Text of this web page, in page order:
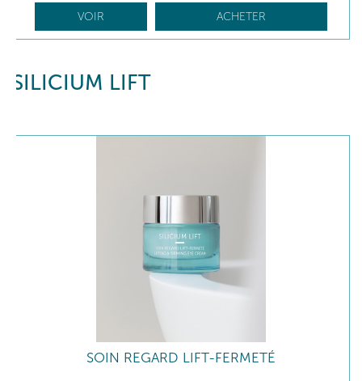
VOIR ACHETER
SILICIUM LIFT
SOIN REGARD LIFT-FERMETÉ